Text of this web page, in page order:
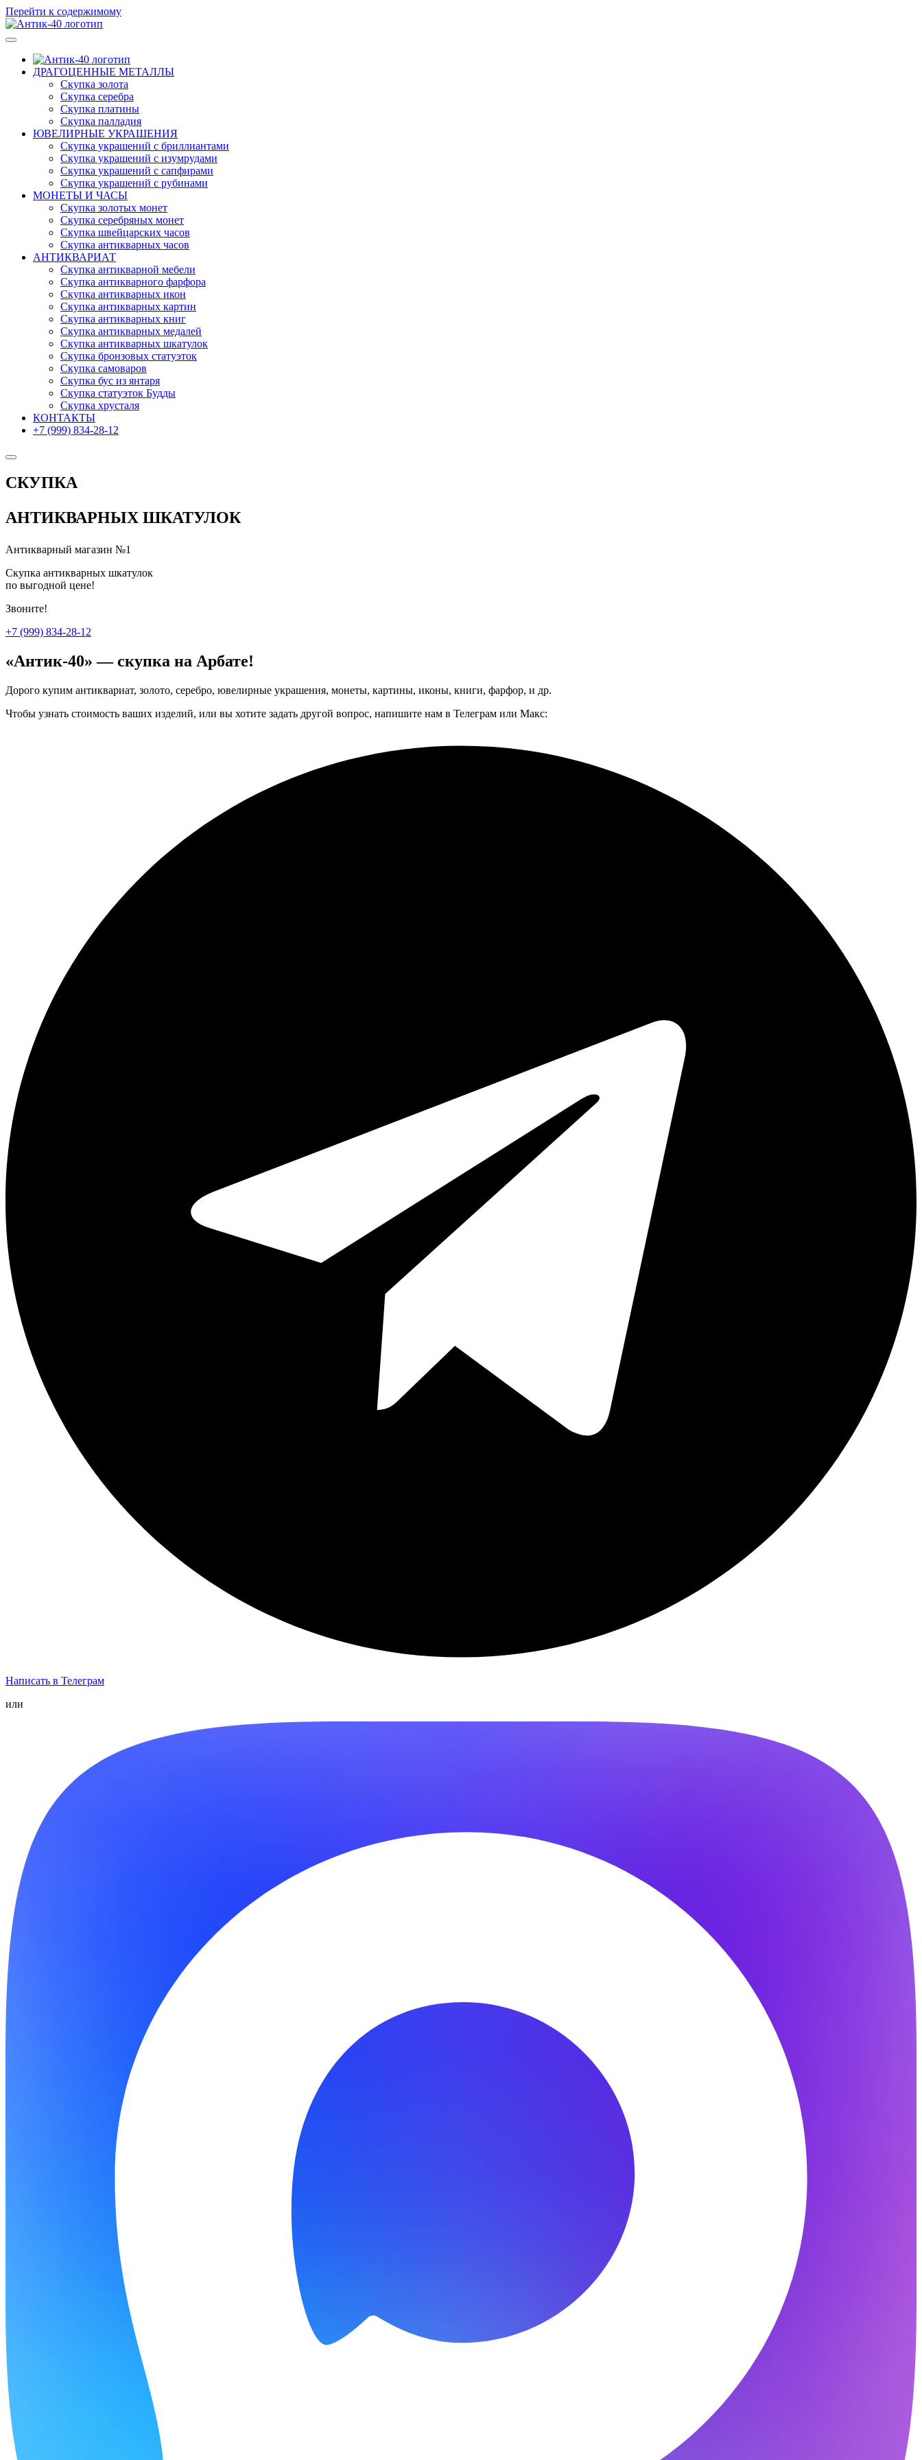
Перейти к содержимому
ДРАГОЦЕННЫЕ МЕТАЛЛЫ
Скупка золота
Скупка серебра
Скупка платины
Скупка палладия
ЮВЕЛИРНЫЕ УКРАШЕНИЯ
Скупка украшений с бриллиантами
Скупка украшений с изумрудами
Скупка украшений с сапфирами
Скупка украшений с рубинами
МОНЕТЫ И ЧАСЫ
Скупка золотых монет
Скупка серебряных монет
Скупка швейцарских часов
Скупка антикварных часов
АНТИКВАРИАТ
Скупка антикварной мебели
Скупка антикварного фарфора
Скупка антикварных икон
Скупка антикварных картин
Скупка антикварных книг
Скупка антикварных медалей
Скупка антикварных шкатулок
Скупка бронзовых статуэток
Скупка самоваров
Скупка бус из янтаря
Скупка статуэток Будды
Скупка хрусталя
КОНТАКТЫ
+7 (999) 834-28-12
СКУПКА
АНТИКВАРНЫХ ШКАТУЛОК
Антикварный магазин №1
Скупка антикварных шкатулок
по выгодной цене!
Звоните!
+7 (999) 834-28-12
«Антик-40» — скупка на Арбате!
Дорого купим антиквариат, золото, серебро, ювелирные украшения, монеты, картины, иконы, книги, фарфор, и др.
Чтобы узнать стоимость ваших изделий, или вы хотите задать другой вопрос, напишите нам в Телеграм или Макс:
Написать в Телеграм
или